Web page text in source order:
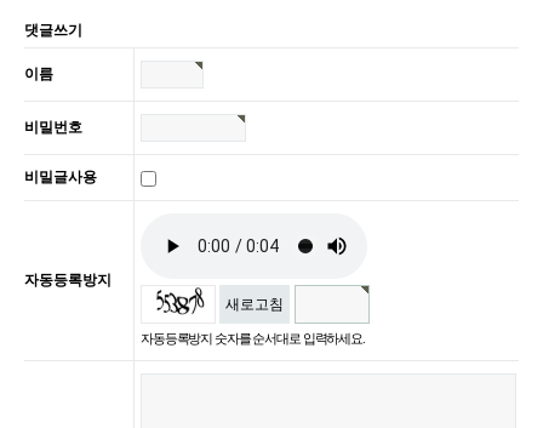
댓글쓰기
이름
비밀번호
비밀글사용
자동등록방지
새로고침
자동등록방지 숫자를 순서대로 입력하세요.